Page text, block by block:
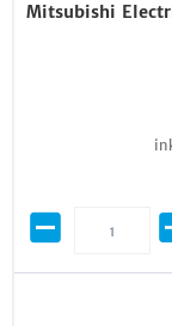
Mitsubishi